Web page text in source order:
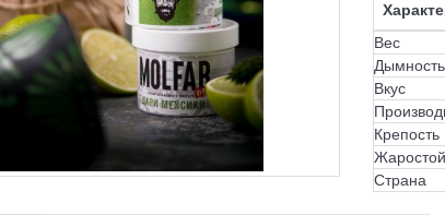
Вес
Дымность
Вкус
Крепость
Страна